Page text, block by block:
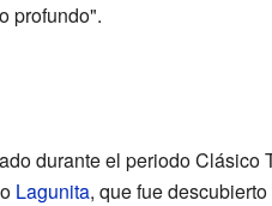
profundo".
durante el periodo Clásico
Lagunita, que fue